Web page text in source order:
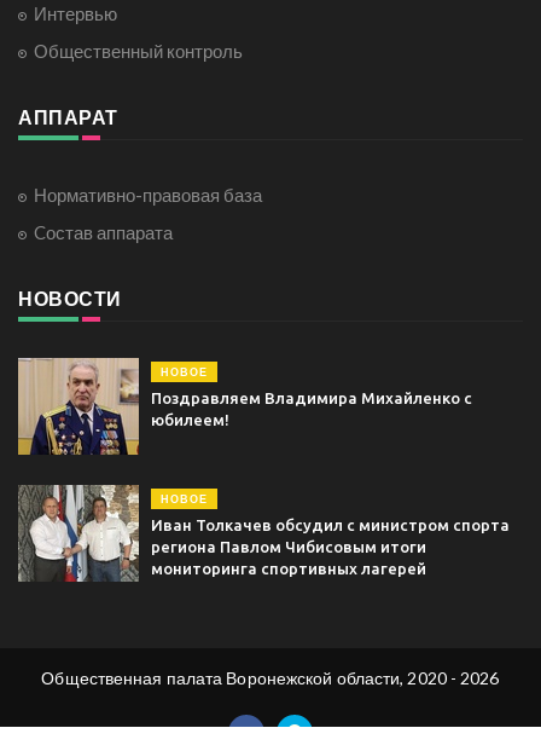
Интервью
Общественный контроль
АППАРАТ
Нормативно-правовая база
Cостав аппарата
НОВОСТИ
НОВОЕ
Поздравляем Владимира Михайленко с
юбилеем!
НОВОЕ
Иван Толкачев обсудил с министром спорта
региона Павлом Чибисовым итоги
мониторинга спортивных лагерей
Общественная палата Воронежской области, 2020 - 2026